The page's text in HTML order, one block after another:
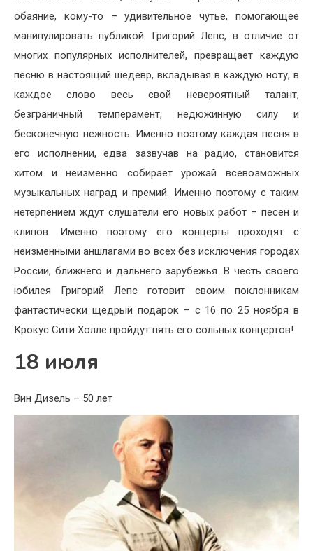
обаяние, кому-то – удивительное чутье, помогающее
манипулировать публикой. Григорий Лепс, в отличие от
многих популярных исполнителей, превращает каждую
песню в настоящий шедевр, вкладывая в каждую ноту, в
каждое слово весь свой невероятный талант,
безграничный темперамент, недюжинную силу и
бесконечную нежность. Именно поэтому каждая песня в
его исполнении, едва зазвучав на радио, становится
хитом и неизменно собирает урожай всевозможных
музыкальных наград и премий. Именно поэтому с таким
нетерпением ждут слушатели его новых работ – песен и
клипов. Именно поэтому его концерты проходят с
неизменными аншлагами во всех без исключения городах
России, ближнего и дальнего зарубежья. В честь своего
юбилея Григорий Лепс готовит своим поклонникам
фантастически щедрый подарок – с 16 по 25 ноября в
Крокус Сити Холле пройдут пять его сольных концертов!
18 июля
Вин Дизель – 50 лет